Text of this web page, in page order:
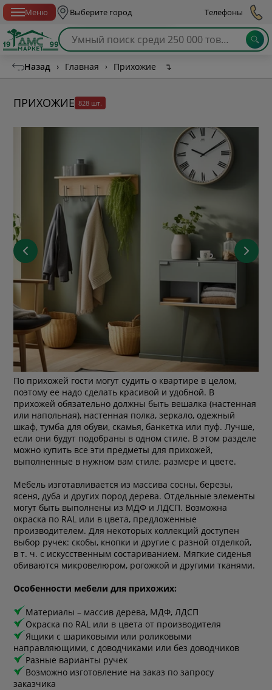
Меню Выберите город Телефоны
Назад › Главная › Прихожие ↴
ПРИХОЖИЕ 828 шт.
По прихожей гости могут судить о квартире в целом,
поэтому ее надо сделать красивой и удобной. В
прихожей обязательно должны быть вешалка (настенная
или напольная), настенная полка, зеркало, одежный
шкаф, тумба для обуви, скамья, банкетка или пуф. Лучше,
если они будут подобраны в одном стиле. В этом разделе
можно купить все эти предметы для прихожей,
выполненные в нужном вам стиле, размере и цвете.
Мебель изготавливается из массива сосны, березы,
ясеня, дуба и других пород дерева. Отдельные элементы
могут быть выполнены из МДФ и ЛДСП. Возможна
окраска по RAL или в цвета, предложенные
производителем. Для некоторых коллекций доступен
выбор ручек: скобы, кнопки и другие с разной отделкой,
в т. ч. с искусственным состариванием. Мягкие сиденья
обиваются микровелюром, рогожкой и другими тканями.
Особенности мебели для прихожих:
Материалы – массив дерева, МДФ, ЛДСП
Окраска по RAL или в цвета от производителя
Ящики с шариковыми или роликовыми
направляющими, с доводчиками или без доводчиков
Разные варианты ручек
Возможно изготовление на заказ по запросу
заказчика